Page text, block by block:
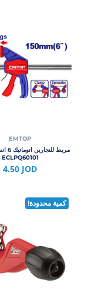
EMTOP
ECLPQ60101
4.50 JOD
كمية محدودة!